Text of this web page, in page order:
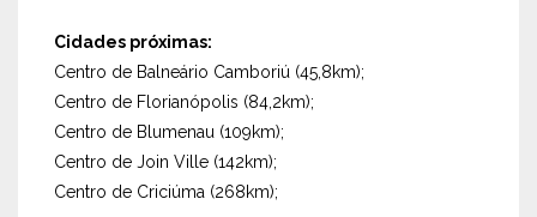
Cidades próximas:
Centro de Balneário Camboriú (45,8km);
Centro de Florianópolis (84,2km);
Centro de Blumenau (109km);
Centro de Join Ville (142km);
Centro de Criciúma (268km);